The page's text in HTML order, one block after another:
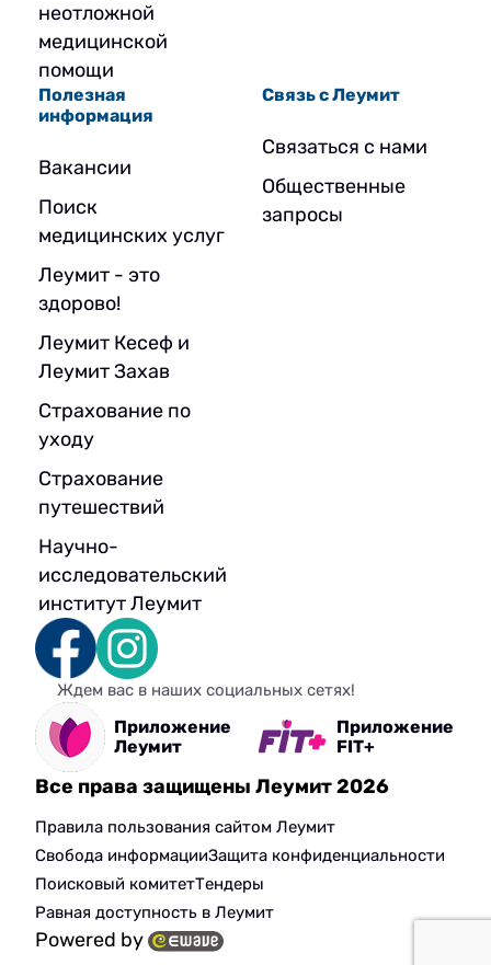
неотложной
медицинской
помощи
Полезная
информация
Вакансии
Поиск
медицинских услуг
Леумит - это
здорово!
Леумит Кесеф и
Леумит Захав
Страхование по
уходу
Страхование
путешествий
Научно-
исследовательский
институт Леумит
Связь с Леумит
Связаться с нами
Общественные
запросы
Ждем вас в наших социальных сетях!
Приложение
Леумит
Приложение
FIT+
Все права защищены Леумит 2026
Правила пользования сайтом Леумит
Свобода информацииЗащита конфиденциальности
Поисковый комитетТендеры
Равная доступность в Леумит
Powered by